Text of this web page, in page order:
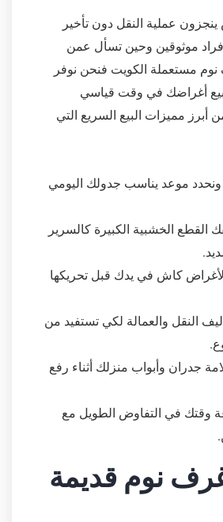
عملية النقل دون تأخير
موثوقين وحين تسأل عمن
مستعملة الكويت فنحن نوفر
أغراضك في وقت قياسي
أبرز مميزات البيع السريع التي
ونحدد موعد يناسب جدولك اليومي
القطع الخشبية الكبيرة كالسرير
كاش في يدك قبل تحريكها
النقل والعمالة لكي تستفيد من
جدران وأبواب منزلك أثناء رفع
وقتك في التفاوض الطويل مع
نوم قديمة